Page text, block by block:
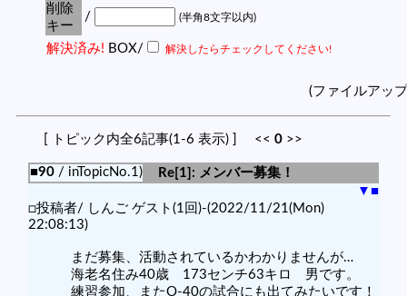
削除
キー
/ (半角8文字以内)
解決済み! BOX/ 解決したらチェックしてください!
(ファイルアッ
[ トピック内全6記事(1-6 表示) ] << 0 >>
■90 / inTopicNo.1)
Re[1]: メンバー募集！
▼ ■
□投稿者/ しんご ゲスト(1回)-(2022/11/21(Mon)
22:08:13)
まだ募集、活動されているかわかりませんが…
海老名住み40歳 173センチ63キロ 男です。
練習参加、またO-40の試合にも出てみたいです！